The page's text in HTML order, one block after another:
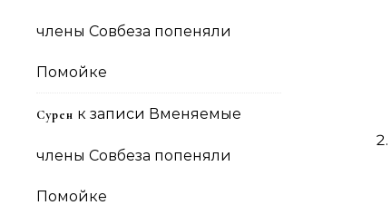
члены Совбеза попеняли
Помойке
Сурен к записи Вменяемые
члены Совбеза попеняли
Помойке